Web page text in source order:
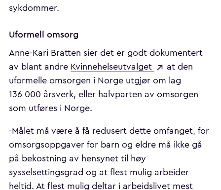
sykdommer.
Uformell omsorg
Anne-Kari Bratten sier det er godt dokumentert
av blant andre Kvinnehelseutvalget
at den
uformelle omsorgen i Norge utgjør om lag
136 000 årsverk, eller halvparten av omsorgen
som utføres i Norge.
-Målet må være å få redusert dette omfanget, for
omsorgsoppgaver for barn og eldre må ikke gå
på bekostning av hensynet til høy
sysselsettingsgrad og at flest mulig arbeider
heltid. At flest mulig deltar i arbeidslivet mest